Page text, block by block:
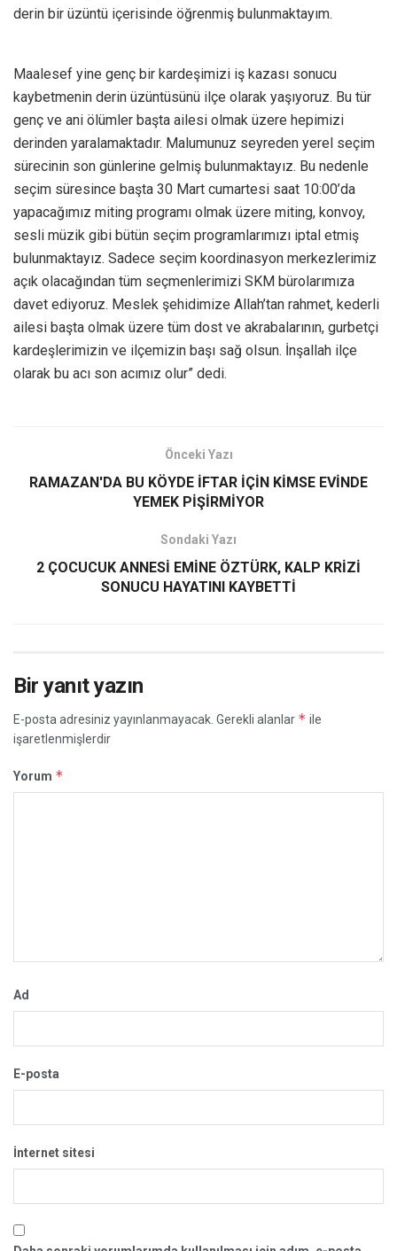
derin bir üzüntü içerisinde öğrenmiş bulunmaktayım.
Maalesef yine genç bir kardeşimizi iş kazası sonucu
kaybetmenin derin üzüntüsünü ilçe olarak yaşıyoruz. Bu tür
genç ve ani ölümler başta ailesi olmak üzere hepimizi
derinden yaralamaktadır. Malumunuz seyreden yerel seçim
sürecinin son günlerine gelmiş bulunmaktayız. Bu nedenle
seçim süresince başta 30 Mart cumartesi saat 10:00’da
yapacağımız miting programı olmak üzere miting, konvoy,
sesli müzik gibi bütün seçim programlarımızı iptal etmiş
bulunmaktayız. Sadece seçim koordinasyon merkezlerimiz
açık olacağından tüm seçmenlerimizi SKM bürolarımıza
davet ediyoruz. Meslek şehidimize Allah’tan rahmet, kederli
ailesi başta olmak üzere tüm dost ve akrabalarının, gurbetçi
kardeşlerimizin ve ilçemizin başı sağ olsun. İnşallah ilçe
olarak bu acı son acımız olur” dedi.
Önceki Yazı
RAMAZAN'DA BU KÖYDE İFTAR İÇİN KİMSE EVİNDE
YEMEK PİŞİRMİYOR
Sondaki Yazı
2 ÇOCUCUK ANNESİ EMİNE ÖZTÜRK, KALP KRİZİ
SONUCU HAYATINI KAYBETTİ
Bir yanıt yazın
E-posta adresiniz yayınlanmayacak. Gerekli alanlar * ile
işaretlenmişlerdir
Yorum *
Ad
E-posta
İnternet sitesi